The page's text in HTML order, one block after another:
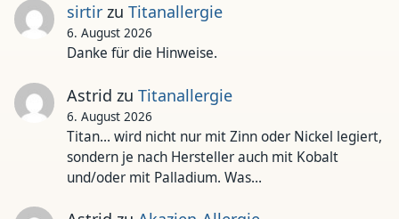
sirtirzu Titanallergie
6. August 2026
Danke für die Hinweise.
Astrid zu Titanallergie
6. August 2026
Titan... wird nicht nur mit Zinn oder Nickel legiert,
sondern je nach Hersteller auch mit Kobalt
und/oder mit Palladium. Was…